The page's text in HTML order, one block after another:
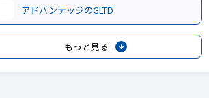
アドバンテッジのGLTD
もっと見る